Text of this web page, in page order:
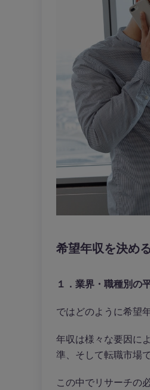
希望年収を決め
１．業界・職種別の
ではどのように希望
年収は様々な要因に
準、そして転職市場
この中でリサーチの